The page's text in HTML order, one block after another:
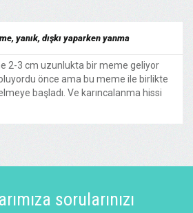
yanık, dışkı yaparken yanma
2-3 cm uzunlukta bir meme geliyor
oluyordu önce ama bu meme ile birlikte
başladı. Ve karıncalanma hissi
sorularınızı